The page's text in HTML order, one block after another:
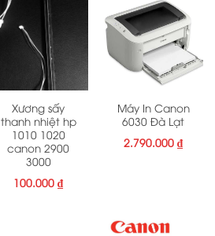
Xương sấy
thanh nhiệt hp
1010 1020
canon 2900
3000
100.000₫
Máy In Canon
6030 Đà Lạt
2.790.000₫